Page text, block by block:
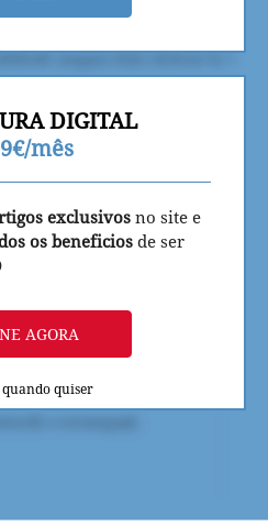
DIGITAL
mês
exclusivos no site e
os beneficios de ser
AGORA
quando quiser